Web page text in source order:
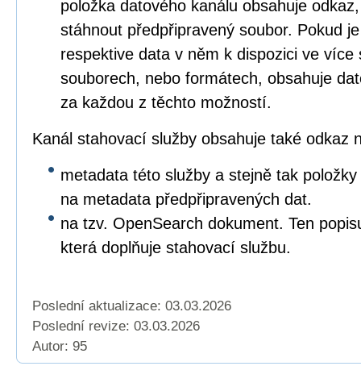
položka datového kanálu obsahuje
stáhnout předpřipravený soubor. Pokud
respektive data v něm k dispozici ve více
souborech, nebo formátech, obsahuje
za každou z těchto možností.
Kanál stahovací služby obsahuje také odkaz
metadata této služby a stejně tak
na metadata předpřipravených dat.
na tzv. OpenSearch dokument. Ten
která doplňuje stahovací službu.
Poslední aktualizace: 03.03.2026
Poslední revize: 03.03.2026
Autor: 95